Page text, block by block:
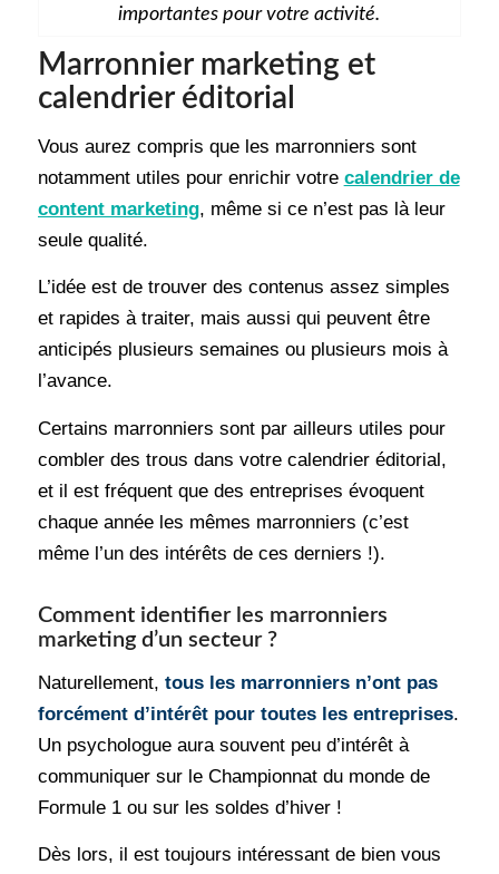
importantes pour votre activité.
Marronnier marketing et
calendrier éditorial
Vous aurez compris que les marronniers sont
notamment utiles pour enrichir votre calendrier de
content marketing, même si ce n’est pas là leur
seule qualité.
L’idée est de trouver des contenus assez simples
et rapides à traiter, mais aussi qui peuvent être
anticipés plusieurs semaines ou plusieurs mois à
l’avance.
Certains marronniers sont par ailleurs utiles pour
combler des trous dans votre calendrier éditorial,
et il est fréquent que des entreprises évoquent
chaque année les mêmes marronniers (c’est
même l’un des intérêts de ces derniers !).
Comment identifier les marronniers
marketing d’un secteur ?
Naturellement, tous les marronniers n’ont pas
forcément d’intérêt pour toutes les entreprises.
Un psychologue aura souvent peu d’intérêt à
communiquer sur le Championnat du monde de
Formule 1 ou sur les soldes d’hiver !
Dès lors, il est toujours intéressant de bien vous